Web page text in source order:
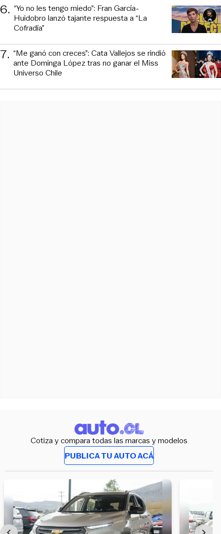
6. “Yo no les tengo miedo”: Fran García-
Huidobro lanzó tajante respuesta a “La
Cofradía”
7. “Me ganó con creces”: Cata Vallejos se rindió
ante Dominga López tras no ganar el Miss
Universo Chile
Cotiza y compara todas las marcas y modelos
PUBLICA TU AUTO ACÁ